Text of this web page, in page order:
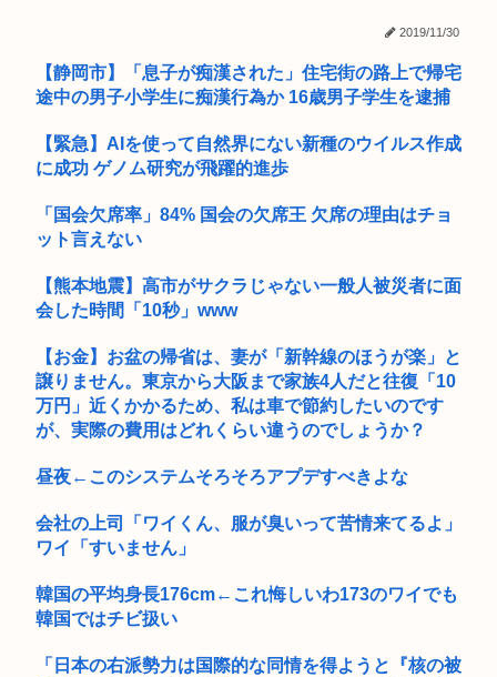
コカン...
【衝撃】ワンピースアンチの正体、ついに判明してしまう…
面白いシューティングゲーム教えろ
まんさん「イキそうって言われたらなんて答えるのが一番い
高2生徒の家に侵入し、わいせつ 高2男子を逮捕
ジャンポケ斉藤、想像以上にキモくて実刑で当然だったwww
NEW踊る大捜査さん例のあの人出演で面白そう
きゃりーぱみゅぱみゅ、本名が「桐子」だと公表
「服脱いで、胸見せて」小学館 報告書で「マンガワン」とは別
2019/11/30
【静岡市】「息子が痴漢された」住宅街の路上で帰宅
途中の男子小学生に痴漢行為か 16歳男子学生を逮捕
【緊急】AIを使って自然界にない新種のウイルス作成
に成功 ゲノム研究が飛躍的進歩
「国会欠席率」84% 国会の欠席王 欠席の理由はチョ
ット言えない
【熊本地震】高市がサクラじゃない一般人被災者に面
会した時間「10秒」www
【お金】お盆の帰省は、妻が「新幹線のほうが楽」と
譲りません。東京から大阪まで家族4人だと往復「10
万円」近くかかるため、私は車で節約したいのです
が、実際の費用はどれくらい違うのでしょうか？
昼夜←このシステムそろそろアプデすべきよな
会社の上司「ワイくん、服が臭いって苦情来てるよ」
ワイ「すいません」
韓国の平均身長176cm←これ悔しいわ173のワイでも
韓国ではチビ扱い
「日本の右派勢力は国際的な同情を得ようと『核の被